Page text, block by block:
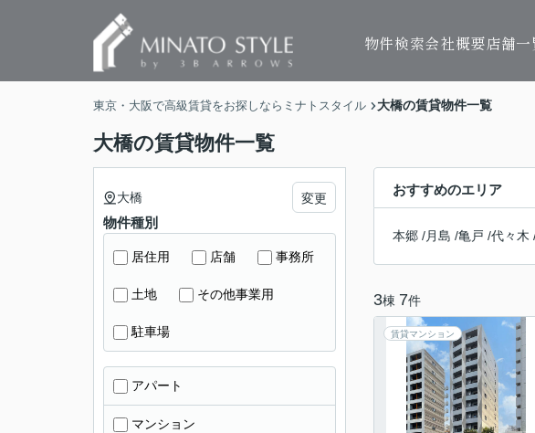
物件検索会社概要店舗一
東京・大阪で高級賃貸をお探しならミナトスタイル 大橋の賃貸物件一覧
大橋の賃貸物件一覧
おすすめのエリア
本郷 /月島 /亀戸 /代々木
3棟 7件
賃貸マンション
大橋 変更
物件種別
居住用 店舗 事務所
土地 その他事業用
駐車場
アパート
マンション